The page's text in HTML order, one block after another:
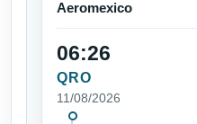
Aeromexico
06:26
QRO
11/08/2026